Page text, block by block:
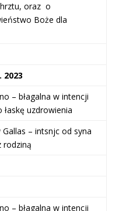
oraz o
Boże dla
2023
– błagalna w intencji
łaskę uzdrowienia
Gallas – intsnjc od syna
rodziną
– błagalna w intencji